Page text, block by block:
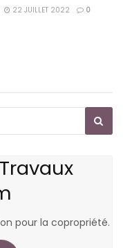
22 JUILLET 2022 0
pour la copropriété.